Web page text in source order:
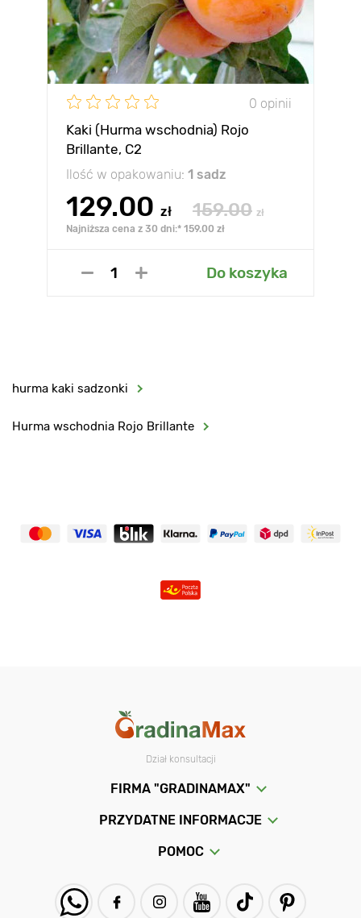
0 opinii
Kaki (Hurma wschodnia) Rojo
Brillante, С2
Ilość w opakowaniu: 1 sadz
129.00 zł 159.00 zł
Najniższa cena z 30 dni:* 159.00 zł
Do koszyka
hurma kaki sadzonki
Hurma wschodnia Rojo Brillante
Dział konsultacji
FIRMA "GRADINAMAX"
PRZYDATNE INFORMACJE
POMOC